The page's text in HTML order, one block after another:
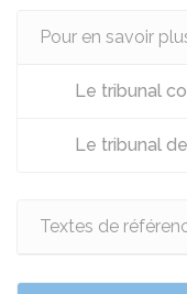
Pour en savoir
Le tribunal
Le tribunal
Textes de